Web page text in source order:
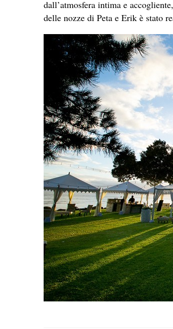
dall’atmosfera intima e
delle nozze di Peta e Erik è stato